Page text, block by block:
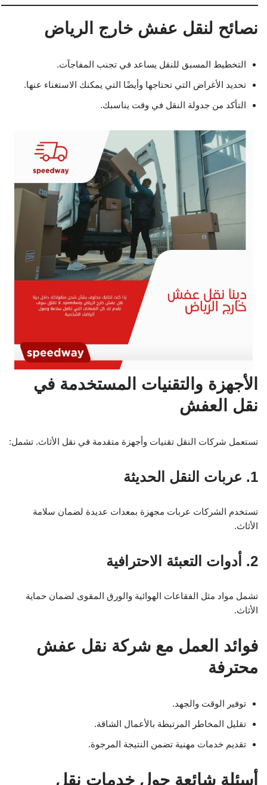
نصائح لنقل عفش خارج الرياض
التخطيط المسبق للنقل يساعد في تجنب المفاجآت.
تحديد الأغراض التي تحتاجها وأيضًا التي يمكنك الاستغناء عنها.
التأكد من جدولة النقل في وقت يناسبك.
الأجهزة والتقنيات المستخدمة في
نقل العفش
تستعمل شركات النقل تقنيات وأجهزة متقدمة في نقل الأثاث. تشمل:
1. عربات النقل الحديثة
تستخدم الشركات عربات مجهزة بمعدات عديدة لضمان سلامة
الأثاث.
2. أدوات التعبئة الاحترافية
تشمل مواد مثل الفقاعات الهوائية والورق المقوى لضمان حماية
الأثاث.
فوائد العمل مع شركة نقل عفش
محترفة
توفير الوقت والجهد.
تقليل المخاطر المرتبطة بالأعمال الشاقة.
تقديم خدمات مهنية تضمن النتيجة المرجوة.
أسئلة شائعة حول خدمات نقل